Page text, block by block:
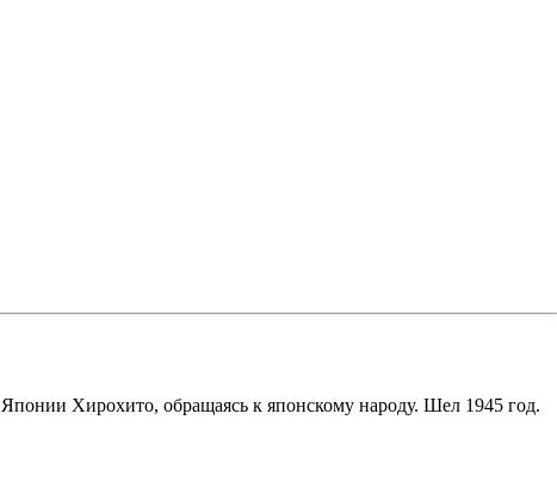
Хирохито, обращаясь к японскому народу. Шел 1945 год.